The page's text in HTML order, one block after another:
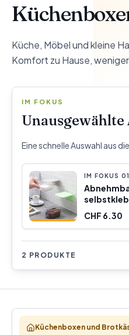
Küche, Möbel und kleine
Komfort zu Hause,
IM FOKUS
Unausgewählte
Eine schnelle Auswahl aus
IM FOKUS 01
Handstore
Stück
CHF 6.30
2 PRODUKTE
Küchenboxen und